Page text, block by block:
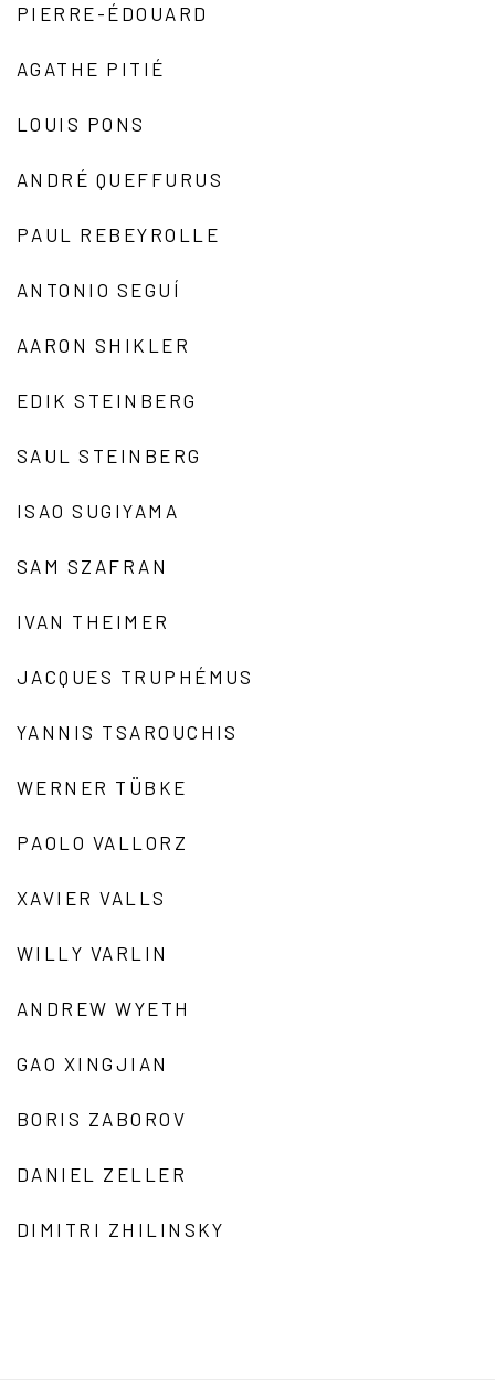
PIERRE-ÉDOUARD
AGATHE PITIÉ
LOUIS PONS
ANDRÉ QUEFFURUS
PAUL REBEYROLLE
ANTONIO SEGUÍ
AARON SHIKLER
EDIK STEINBERG
SAUL STEINBERG
ISAO SUGIYAMA
SAM SZAFRAN
IVAN THEIMER
JACQUES TRUPHÉMUS
YANNIS TSAROUCHIS
WERNER TÜBKE
PAOLO VALLORZ
XAVIER VALLS
WILLY VARLIN
ANDREW WYETH
GAO XINGJIAN
BORIS ZABOROV
DANIEL ZELLER
DIMITRI ZHILINSKY